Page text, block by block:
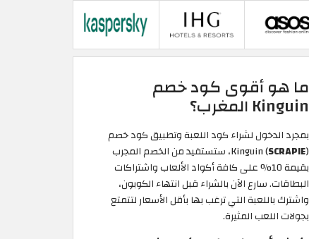
ما هو أقوى كود خصم
Kinguin المغرب؟
بمجرد الدخول لشراء كود اللعبة وتطبيق كود خصم
Kinguin (SCRAPIE
)، ستستفيد من الخصم المجرب
بقيمة 10% على كافة أكواد الألعاب واشتراكات
البطاقات. سارع الآن بالشراء قبل انتهاء الكوبون،
واشترك باللعبة التي ترغب بها بأقل الأسعار لتتمتع
بجولات اللعب المثيرة.